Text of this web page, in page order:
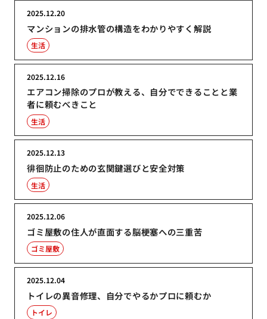
マンションの排水管の構造をわかりやすく解説
2025.12.20
生活
エアコン掃除のプロが教える、自分でできることと業
者に頼むべきこと
2025.12.16
生活
徘徊防止のための玄関鍵選びと安全対策
2025.12.13
生活
ゴミ屋敷の住人が直面する脳梗塞への三重苦
2025.12.06
ゴミ屋敷
トイレの異音修理、自分でやるかプロに頼むか
2025.12.04
トイレ